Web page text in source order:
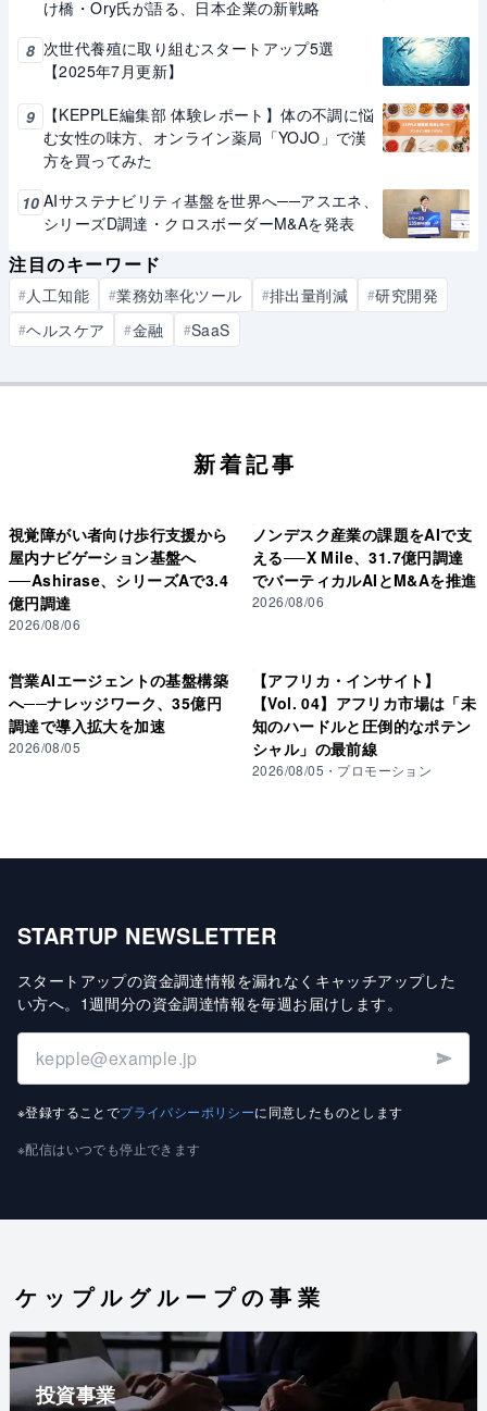
け橋・Ory氏が語る、日本企業の新戦略
8 次世代養殖に取り組むスタートアップ5選
【2025年7月更新】
9
【KEPPLE編集部 体験レポート】体の不調に悩
む女性の味方、オンライン薬局「YOJO」で漢
方を買ってみた
10 AIサステナビリティ基盤を世界へ──アスエネ、
シリーズD調達・クロスボーダーM&Aを発表
注目のキーワード
#人工知能 #業務効率化ツール #排出量削減 #研究開発
#ヘルスケア #金融 #SaaS
新着記事
視覚障がい者向け歩行支援から
屋内ナビゲーション基盤へ
──Ashirase、シリーズAで3.4
億円調達
2026/08/06
ノンデスク産業の課題をAIで支
える──X Mile、31.7億円調達
でバーティカルAIとM&Aを推進
2026/08/06
営業AIエージェントの基盤構築
へ──ナレッジワーク、35億円
調達で導入拡大を加速
2026/08/05
【アフリカ・インサイト】
【Vol. 04】アフリカ市場は「未
知のハードルと圧倒的なポテン
シャル」の最前線
2026/08/05 ・ プロモーション
STARTUP NEWSLETTER
スタートアップの資金調達情報を漏れなくキャッチアップした
い方へ。 1週間分の資金調達情報を毎週お届けします。
※登録することでプライバシーポリシーに同意したものとします
※配信はいつでも停止できます
ケップルグループの事業
投資事業